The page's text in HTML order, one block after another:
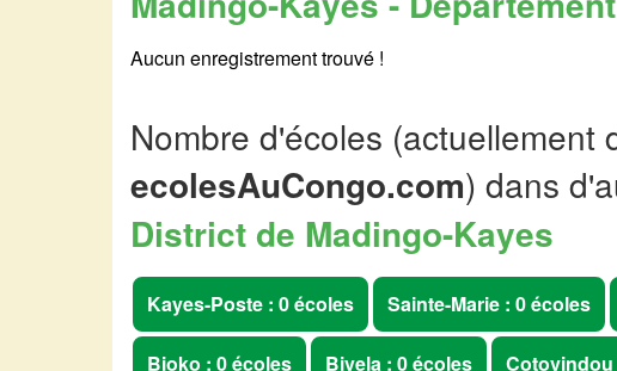
Aucun enregistrement trouvé !
Nombre d'écoles (actuellement
ecolesAuCongo.com) dans
District de Madingo-Kayes
Kayes-Poste : 0 écoles Sainte-Marie : 0 écoles
Bioko : 0 écoles Bivela : 0 écoles Cotovindou